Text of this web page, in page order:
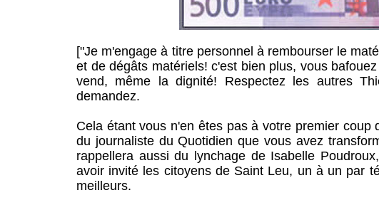
["Je m'engage à titre personnel à rembourser le
et de dégâts matériels! c'est bien plus, vous
vend, même la dignité! Respectez les autres
demandez.
Cela étant vous n'en êtes pas à votre premier
du journaliste du Quotidien que vous avez
rappellera aussi du lynchage de Isabelle
avoir invité les citoyens de Saint Leu, un à un par
meilleurs.